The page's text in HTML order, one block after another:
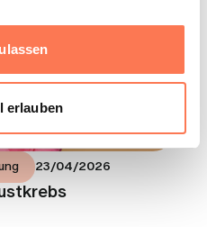
erlauben
23/04/2026